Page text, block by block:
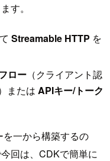
す。
Streamable HTTP を
ロー（クライアント認
または APIキー/トーク
一から構築するの
回は、CDKで簡単に